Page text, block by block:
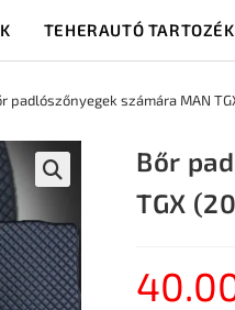
TEHERAUTÓ
padlószőnyegek számára MAN
Bőr
TGX